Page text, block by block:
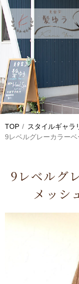
TOP
スタイルギャラ
9レベルグレーカラー
9レベルグ
メッシ